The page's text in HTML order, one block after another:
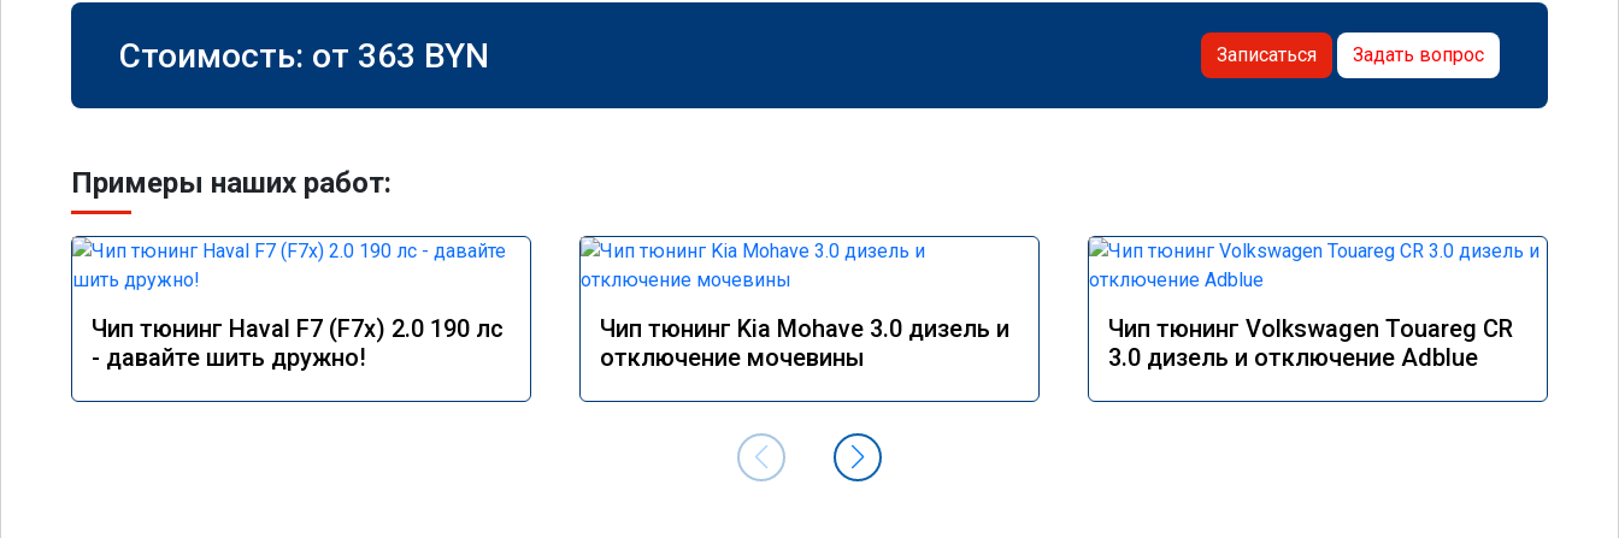
Стоимость: от 363 BYN Записаться Задать вопрос
Примеры наших работ:
Чип тюнинг Haval F7 (F7x) 2.0 190 лс
- давайте шить дружно!
Чип тюнинг Kia Mohave 3.0 дизель и
отключение мочевины
Чип тюнинг Volkswagen Touareg CR
3.0 дизель и отключение Adblue